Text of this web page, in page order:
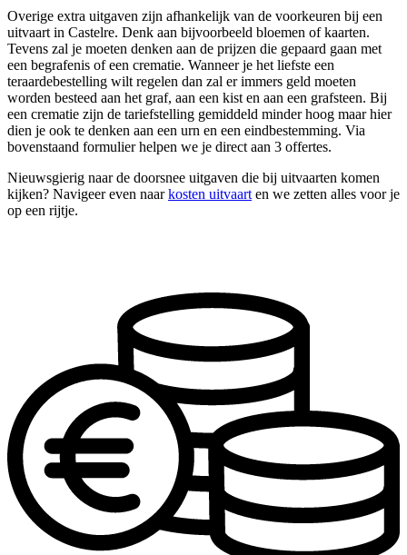
Overige extra uitgaven zijn afhankelijk van de voorkeuren bij een
uitvaart in Castelre. Denk aan bijvoorbeeld bloemen of kaarten.
Tevens zal je moeten denken aan de prijzen die gepaard gaan met
een begrafenis of een crematie. Wanneer je het liefste een
teraardebestelling wilt regelen dan zal er immers geld moeten
worden besteed aan het graf, aan een kist en aan een grafsteen. Bij
een crematie zijn de tariefstelling gemiddeld minder hoog maar hier
dien je ook te denken aan een urn en een eindbestemming. Via
bovenstaand formulier helpen we je direct aan 3 offertes.
Nieuwsgierig naar de doorsnee uitgaven die bij uitvaarten komen
kijken? Navigeer even naarkosten uitvaart en we zetten alles voor je
op een rijtje.